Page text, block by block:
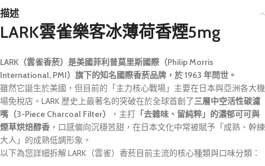
描述
LARK雲雀樂客冰薄荷香煙5mg
LARK（雲雀香菸）是美國菲利普莫里斯國際（Philip Morris
International, PMI）旗下的知名國際香菸品牌，於 1963 年問世。
雖然它誕生於美國，但目前的「主力核心戰場」主要在日本與亞洲各大機
場免稅店。LARK 歷史上最著名的突破在於全球首創了三層中空活性碳濾
嘴（3-Piece Charcoal Filter）
，主打 「去雜味、留純粹」的濃郁可可與
煙草烘焙醇香 ，口感偏向沉穩苦甜，在日本文化中常被賦予「成熟、幹練
大人」的成熟低調形象 。
以下為您詳細拆解 LARK（雲雀）香菸目前主流的核心種類與口味分類：